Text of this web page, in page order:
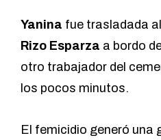
Yanina fue trasladada al
Rizo Esparza a bordo
otro trabajador del
los pocos minutos.
El femicidio generó una